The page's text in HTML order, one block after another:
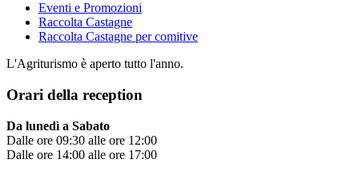
Eventi e Promozioni
Raccolta Castagne
Raccolta Castagne per comitive
L'Agriturismo è aperto tutto l'anno.
Orari della reception
Da lunedì a Sabato
Dalle ore 09:30 alle ore 12:00
Dalle ore 14:00 alle ore 17:00